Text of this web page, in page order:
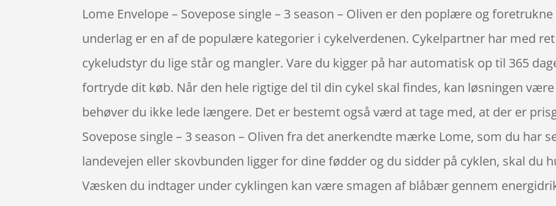
Lome Envelope – Sovepose single – 3 season – Oliven er den poplære og
underlag er en af de populære kategorier i cykelverdenen. Cykelpartner har med
cykeludstyr du lige står og mangler. Vare du kigger på har automatisk op til 365
fortryde dit køb. Når den hele rigtige del til din cykel skal findes, kan løsningen
behøver du ikke lede længere. Det er bestemt også værd at tage med, at der er
Sovepose single – 3 season – Oliven fra det anerkendte mærke Lome, som du har
landevejen eller skovbunden ligger for dine fødder og du sidder på cyklen, skal du
Væsken du indtager under cyklingen kan være smagen af blåbær gennem